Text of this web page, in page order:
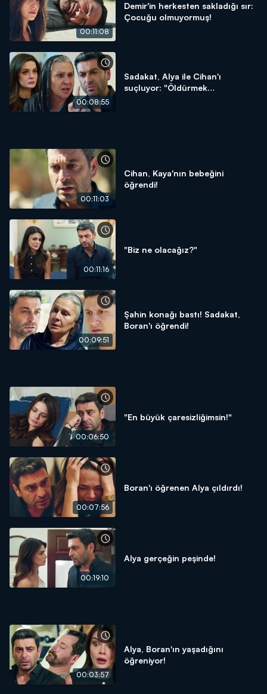
00:11:08
Demir'in herkesten sakladığı sır:
Çocuğu olmuyormuş!
00:08:55
Sadakat, Alya ile Cihan'ı
suçluyor: "Öldürmek
00:11:03
Cihan, Kaya'nın bebeğini
öğrendi!
00:11:16
"Biz ne olacağız?"
00:09:51
Şahin konağı bastı! Sadakat,
Boran'ı öğrendi!
00:06:50
"En büyük çaresizliğimsin!"
00:07:56
Boran'ı öğrenen Alya çıldırdı!
00:19:10
Alya gerçeğin peşinde!
00:03:57
Alya, Boran'ın yaşadığını
öğreniyor!